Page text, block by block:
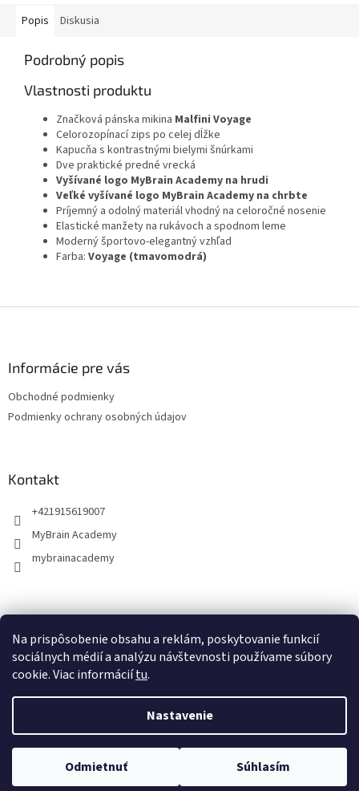
Na prispôsobenie obsahu a reklám, poskytovanie funkcií
sociálnych médií a analýzu návštevnosti používame súbory
cookie. Viac informáciítu.
Nastavenie
Odmietnuť Súhlasím
Popis Diskusia
Podrobný popis
Vlastnosti produktu
Značková pánska mikina Malfini Voyage
Celorozopínací zips po celej dĺžke
Kapucňa s kontrastnými bielymi šnúrkami
Dve praktické predné vrecká
Vyšívané logo MyBrain Academy na hrudi
Veľké vyšívané logo MyBrain Academy na chrbte
Príjemný a odolný materiál vhodný na celoročné nosenie
Elastické manžety na rukávoch a spodnom leme
Moderný športovo-elegantný vzhľad
Farba: Voyage (tmavomodrá)
Informácie pre vás
Obchodné podmienky
Podmienky ochrany osobných údajov
Kontakt
+421915619007
MyBrain Academy
mybrainacademy
Facebook
Copyright 2026MyBrainShop. Všetky práva vyhradené.Upraviť